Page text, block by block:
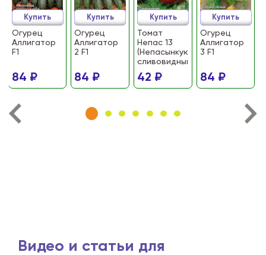
Огурец
Аллигатор
F1
84 ₽
Купить
Огурец
Аллигатор
2 F1
84 ₽
Купить
Томат
Непас 13
(Непасынкующийся
сливовидный)
42 ₽
Купить
Огурец
Аллигатор
3 F1
84 ₽
Купить
Видео и статьи для